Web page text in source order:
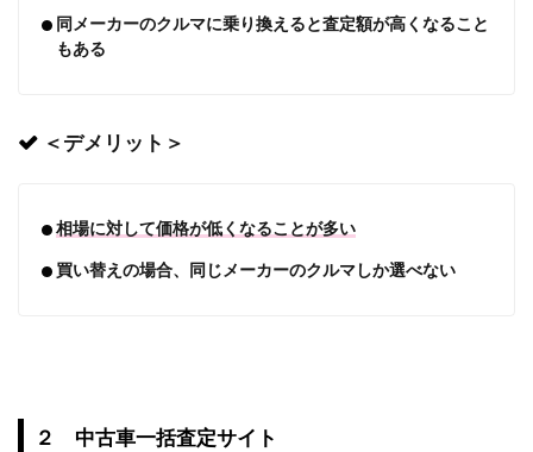
同メーカーのクルマに乗り換えると査定額が高くなること
もある
＜デメリット＞
相場に対して価格が低くなることが多い
買い替えの場合、同じメーカーのクルマしか選べない
２ 中古車一括査定サイト